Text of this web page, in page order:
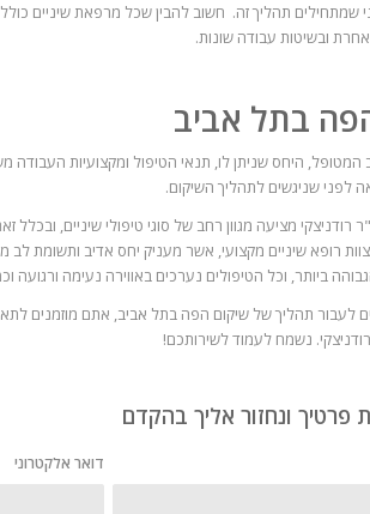
שמתחילים תהליך זה. חשוב להבין שכל מרפאת שיניים
ובשיטות עבודה שונות.
בתל אביב
היחס שניתן לו, תנאי הטיפול ומקצועיות העבודה
לפני שניגשים לתהליך השיקום.
רודניצקי מציעה מגוון רחב של סוגי טיפולי שיניים,
רופא שיניים מקצועי, אשר מעניק יחס אדיב ותשומת לב
ביותר, וכל הטיפולים נערכים באווירה נעימה ורגועה
לעבור תהליך של שיקום הפה בתל אביב, אתם מוזמנים
נשמח לעמוד לשירותכם!
ונחזור אליך בהקדם
דואר אלקטרוני